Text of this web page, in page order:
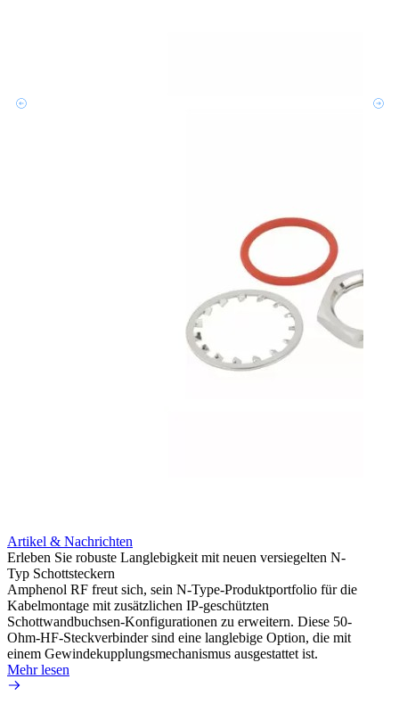
Artikel & Nachrichten
Erleben Sie robuste Langlebigkeit mit neuen versiegelten N-
Typ Schottsteckern
Amphenol RF freut sich, sein N-Type-Produktportfolio für die
Kabelmontage mit zusätzlichen IP-geschützten
Schottwandbuchsen-Konfigurationen zu erweitern. Diese 50-
Ohm-HF-Steckverbinder sind eine langlebige Option, die mit
einem Gewindekupplungsmechanismus ausgestattet ist.
Mehr lesen